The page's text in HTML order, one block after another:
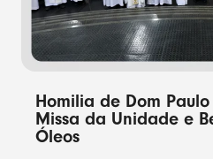
Homilia de Dom
Missa da Unidade e
Óleos